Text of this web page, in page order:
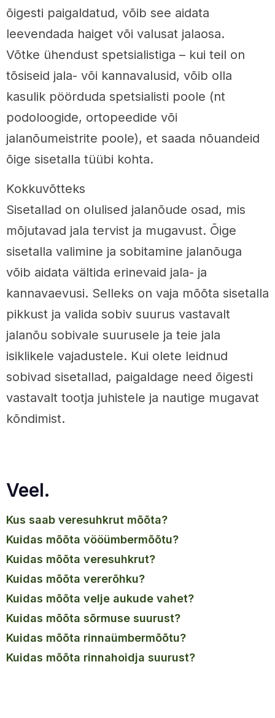
õigesti paigaldatud, võib see aidata
leevendada haiget või valusat jalaosa.
Võtke ühendust spetsialistiga – kui teil on
tõsiseid jala- või kannavalusid, võib olla
kasulik pöörduda spetsialisti poole (nt
podoloogide, ortopeedide või
jalanõumeistrite poole), et saada nõuandeid
õige sisetalla tüübi kohta.
Kokkuvõtteks
Sisetallad on olulised jalanõude osad, mis
mõjutavad jala tervist ja mugavust. Õige
sisetalla valimine ja sobitamine jalanõuga
võib aidata vältida erinevaid jala- ja
kannavaevusi. Selleks on vaja mõõta sisetalla
pikkust ja valida sobiv suurus vastavalt
jalanõu sobivale suurusele ja teie jala
isiklikele vajadustele. Kui olete leidnud
sobivad sisetallad, paigaldage need õigesti
vastavalt tootja juhistele ja nautige mugavat
kõndimist.
Veel.
kus saab veresuhkrut mõõta?
kuidas mõõta vööümbermõõtu?
kuidas mõõta veresuhkrut?
kuidas mõõta vererõhku?
kuidas mõõta velje aukude vahet?
kuidas mõõta sõrmuse suurust?
kuidas mõõta rinnaümbermõõtu?
kuidas mõõta rinnahoidja suurust?